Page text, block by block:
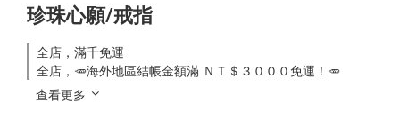
珍珠心願/戒指
全店，滿千免運
全店，🥕海外地區結帳金額滿 ＮＴ＄３０００免運！🥕
查看更多